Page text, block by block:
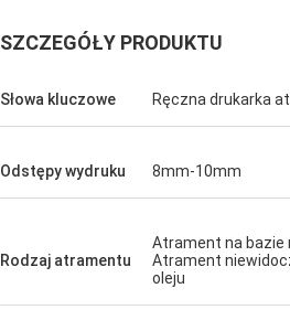
SZCZEGÓŁY PRODUKTU
Słowa kluczowe Ręczna drukarka
Odstępy wydruku 8mm-10mm
Rodzaj atramentu
Atrament na bazie
Atrament
oleju